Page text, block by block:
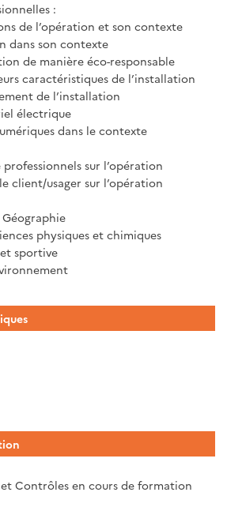
:
de l’opération et son contexte
dans son contexte
de manière éco-responsable
caractéristiques de l’installation
de l’installation
électrique
dans le contexte
sur l’opération
client/usager sur l’opération
physiques et chimiques
sportive
Contrôles en cours de formation